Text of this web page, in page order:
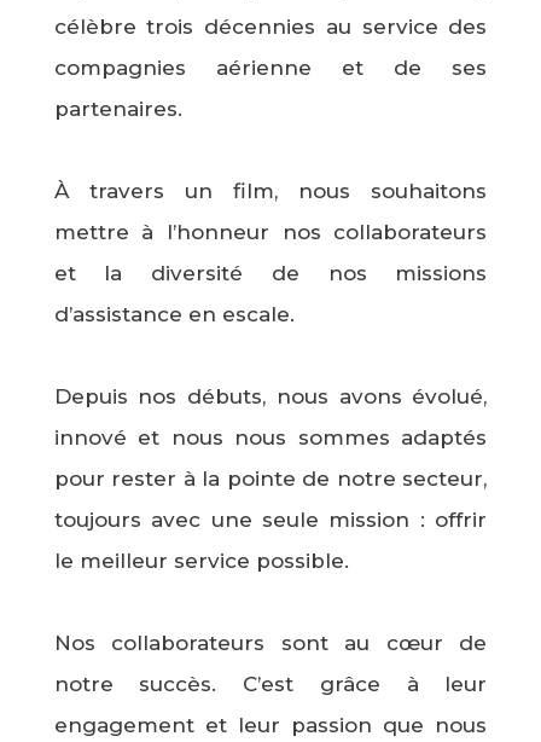
célèbre trois décennies au service des
compagnies aérienne et de ses
partenaires.
À travers un film, nous souhaitons
mettre à l’honneur nos collaborateurs
et la diversité de nos missions
d’assistance en escale.
Depuis nos débuts, nous avons évolué,
innové et nous nous sommes adaptés
pour rester à la pointe de notre secteur,
toujours avec une seule mission : offrir
le meilleur service possible.
Nos collaborateurs sont au cœur de
notre succès. C’est grâce à leur
engagement et leur passion que nous